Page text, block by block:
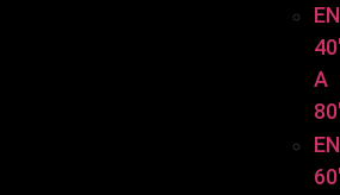
A